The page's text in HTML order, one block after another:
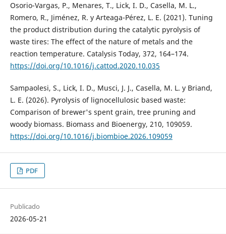
Osorio-Vargas, P., Menares, T., Lick, I. D., Casella, M. L.,
Romero, R., Jiménez, R. y Arteaga-Pérez, L. E. (2021). Tuning
the product distribution during the catalytic pyrolysis of
waste tires: The effect of the nature of metals and the
reaction temperature. Catalysis Today, 372, 164–174.
https://doi.org/10.1016/j.cattod.2020.10.035
Sampaolesi, S., Lick, I. D., Musci, J. J., Casella, M. L. y Briand,
L. E. (2026). Pyrolysis of lignocellulosic based waste:
Comparison of brewer's spent grain, tree pruning and
woody biomass. Biomass and Bioenergy, 210, 109059.
https://doi.org/10.1016/j.biombioe.2026.109059
PDF
Publicado
2026-05-21